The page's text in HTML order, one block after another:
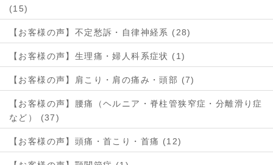
(15)
【お客様の声】不定愁訴・自律神経系 (28)
【お客様の声】生理痛・婦人科系症状 (1)
【お客様の声】肩こり・肩の痛み・頭部 (7)
【お客様の声】腰痛（ヘルニア・脊柱管狭窄症・分離滑り症
など） (37)
【お客様の声】頭痛・首こり・首痛 (12)